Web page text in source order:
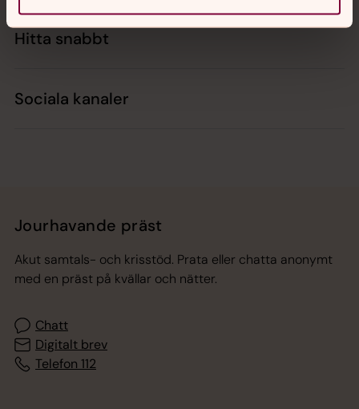
Hitta snabbt
Sociala kanaler
Jourhavande präst
Akut samtals- och krisstöd. Prata eller chatta anonymt
med en präst på kvällar och nätter.
Chatt
Digitalt brev
Telefon 112